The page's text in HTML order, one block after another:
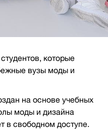
которые
вузы моды и
на основе учебных
моды и дизайна
в свободном доступе.